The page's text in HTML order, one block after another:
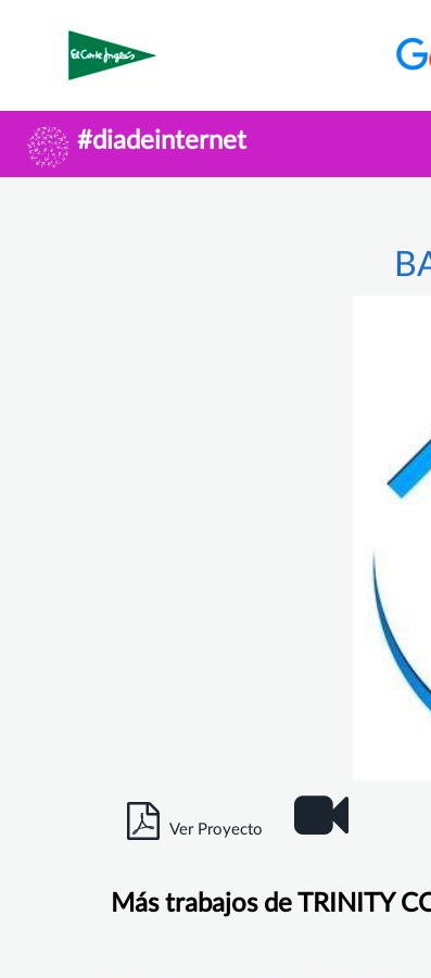
#diadeinternet
Ver Proyecto
Más trabajos de TRINITY